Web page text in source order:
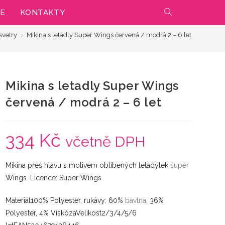
KONTAKTY PŘEPNOUT
VYHLEDÁVÁNÍ
WEBU
> Mikina s letadly Super Wings červená / modrá 2 – 6 let
Mikina s letadly Super Wings
červená / modrá 2 – 6 let
334 Kč včetně DPH
Mikina přes hlavu s motivem oblíbených letadýleksuper
Wings. Licence: Super Wings
Materiál100% Polyester, rukávy: 60% bavlna , 36%
Polyester, 4% ViskózaVelikost2/3/4/5/6